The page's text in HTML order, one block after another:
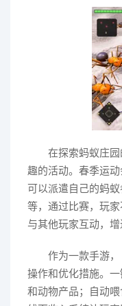
在探索蚂蚁庄
趣的活动。春季运
可以派遣自己的蚂
等，通过比赛，玩
与其他玩家互动，增
作为一款手游
操作和优化措施。
和动物产品；自动